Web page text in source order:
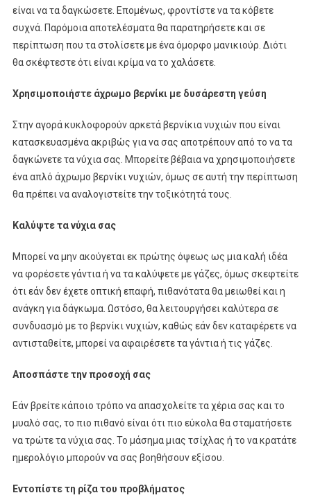
είναι να τα δαγκώσετε. Επομένως, φροντίστε να τα κόβετε
συχνά. Παρόμοια αποτελέσματα θα παρατηρήσετε και σε
περίπτωση που τα στολίσετε με ένα όμορφο μανικιούρ. Διότι
θα σκέφτεστε ότι είναι κρίμα να το χαλάσετε.
Χρησιμοποιήστε άχρωμο βερνίκι με δυσάρεστη γεύση
Στην αγορά κυκλοφορούν αρκετά βερνίκια νυχιών που είναι
κατασκευασμένα ακριβώς για να σας αποτρέπουν από το να τα
δαγκώνετε τα νύχια σας. Μπορείτε βέβαια να χρησιμοποιήσετε
ένα απλό άχρωμο βερνίκι νυχιών, όμως σε αυτή την περίπτωση
θα πρέπει να αναλογιστείτε την τοξικότητά τους.
Καλύψτε τα νύχια σας
Μπορεί να μην ακούγεται εκ πρώτης όψεως ως μια καλή ιδέα
να φορέσετε γάντια ή να τα καλύψετε με γάζες, όμως σκεφτείτε
ότι εάν δεν έχετε οπτική επαφή, πιθανότατα θα μειωθεί και η
ανάγκη για δάγκωμα. Ωστόσο, θα λειτουργήσει καλύτερα σε
συνδυασμό με το βερνίκι νυχιών, καθώς εάν δεν καταφέρετε να
αντισταθείτε, μπορεί να αφαιρέσετε τα γάντια ή τις γάζες.
Αποσπάστε την προσοχή σας
Εάν βρείτε κάποιο τρόπο να απασχολείτε τα χέρια σας και το
μυαλό σας, το πιο πιθανό είναι ότι πιο εύκολα θα σταματήσετε
να τρώτε τα νύχια σας. Το μάσημα μιας τσίχλας ή το να κρατάτε
ημερολόγιο μπορούν να σας βοηθήσουν εξίσου.
Εντοπίστε τη ρίζα του προβλήματος